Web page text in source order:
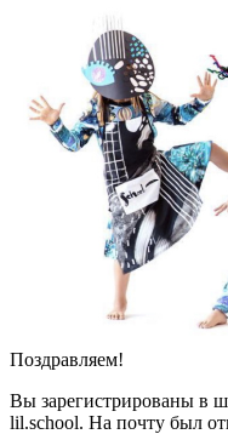
Поздравляем!
Вы зарегистрированы в
lil.school. На почту был